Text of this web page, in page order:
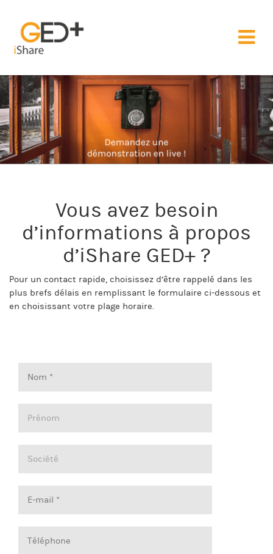
Vous avez besoin
d’informations à propos
d’iShare GED+ ?
Pour un contact rapide, choisissez d’être rappelé dans les
plus brefs délais en remplissant le formulaire ci-dessous et
en choisissant votre plage horaire.